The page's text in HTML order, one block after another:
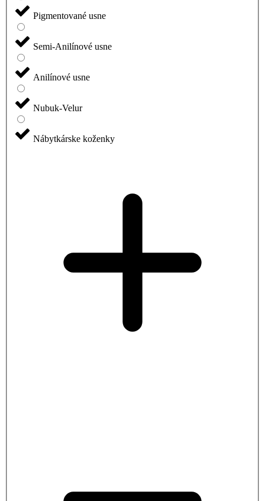
Pigmentované usne
Semi-Anilínové usne
Anilínové usne
Nubuk-Velur
Nábytkárske koženky